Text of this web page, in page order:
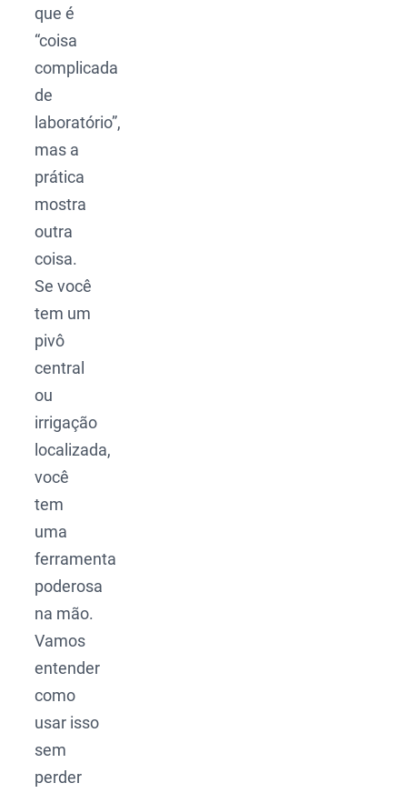
que é
“coisa
complicada
de
laboratório”,
mas a
prática
mostra
outra
coisa.
Se você
tem um
pivô
central
ou
irrigação
localizada,
você
tem
uma
ferramenta
poderosa
na mão.
Vamos
entender
como
usar isso
sem
perder